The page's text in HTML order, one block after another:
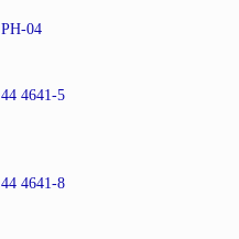
PH-04
44 4641-5
44 4641-8